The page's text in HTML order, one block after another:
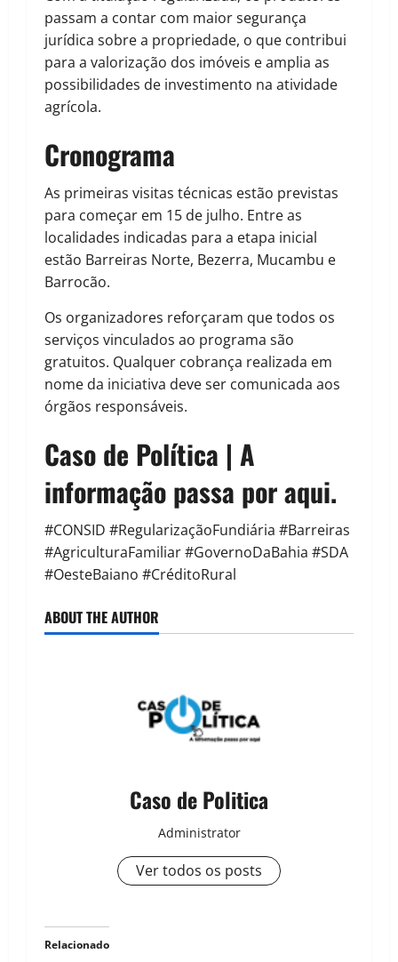
passam a contar com maior segurança
jurídica sobre a propriedade, o que contribui
para a valorização dos imóveis e amplia as
possibilidades de investimento na atividade
agrícola.
Cronograma
As primeiras visitas técnicas estão previstas
para começar em 15 de julho. Entre as
localidades indicadas para a etapa inicial
estão Barreiras Norte, Bezerra, Mucambu e
Barrocão.
Os organizadores reforçaram que todos os
serviços vinculados ao programa são
gratuitos. Qualquer cobrança realizada em
nome da iniciativa deve ser comunicada aos
órgãos responsáveis.
Caso de Política | A
informação passa por aqui.
#CONSID #RegularizaçãoFundiária #Barreiras
#AgriculturaFamiliar #GovernoDaBahia #SDA
#OesteBaiano #CréditoRural
ABOUT THE AUTHOR
Caso de Politica
Administrator
Ver todos os posts
Relacionado